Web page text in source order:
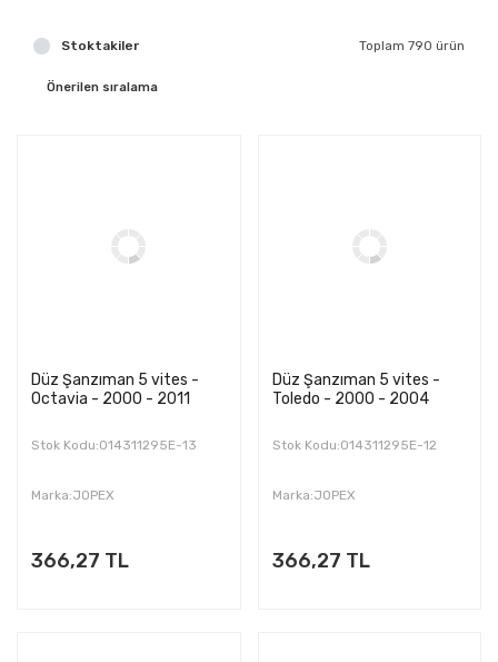
Stoktakiler Toplam 790 ürün
Düz Şanzıman 5 vites -
Octavia - 2000 - 2011
Stok Kodu:014311295E-13
Marka:JOPEX
366,27 TL
Düz Şanzıman 5 vites -
Toledo - 2000 - 2004
Stok Kodu:014311295E-12
Marka:JOPEX
366,27 TL